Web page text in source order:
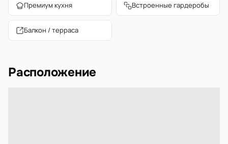
Премиум кухня Встроенные гардеробы
Балкон / терраса
Расположение